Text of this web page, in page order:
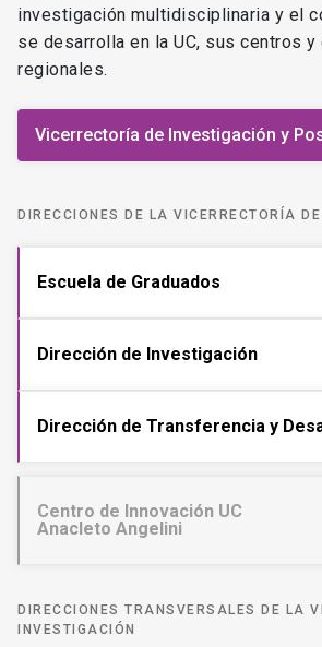
investigación multidisciplinaria y el
se desarrolla en la UC, sus centros
regionales.
Vicerrectoría de Investigación y
DIRECCIONES DE LA VICERRECTORÍA
Escuela de Graduados
Dirección de Investigación
Dirección de Transferencia y
Centro de Innovación UC
Anacleto Angelini
DIRECCIONES TRANSVERSALES DE LA
INVESTIGACIÓN